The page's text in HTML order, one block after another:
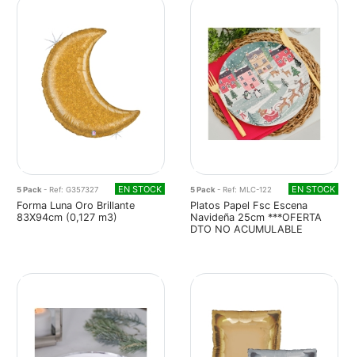
5 Pack - Ref: G357327 EN STOCK
Forma Luna Oro Brillante
83X94cm (0,127 m3)
5 Pack - Ref: MLC-122 EN STOCK
Platos Papel Fsc Escena
Navideña 25cm ***OFERTA
DTO NO ACUMULABLE